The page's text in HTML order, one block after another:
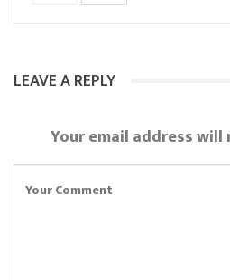
LEAVE A REPLY
Your email address will